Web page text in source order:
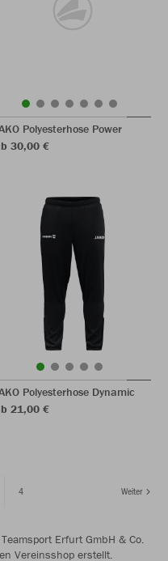
Polyesterhose Power
30,00 €
Polyesterhose Dynamic
21,00 €
4 Weiter
Erfurt GmbH & Co.
Vereinsshop erstellt.